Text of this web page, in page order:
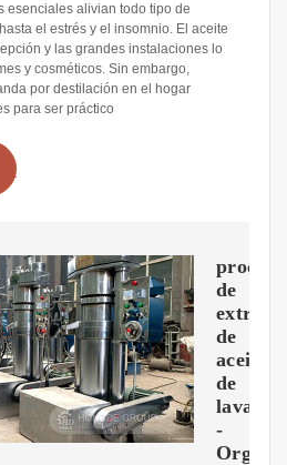
esenciales alivian todo tipo de
el estrés y el insomnio. El aceite
y las grandes instalaciones lo
y cosméticos. Sin embargo,
por destilación en el hogar
para ser práctico
proceso
de
de
aceite
de
lavanda
-